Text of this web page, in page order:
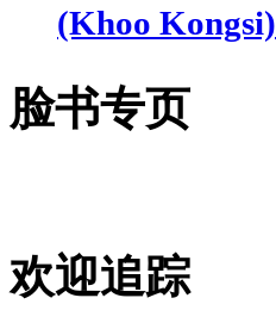
(Khoo Kongsi)
脸书专页
欢迎追踪